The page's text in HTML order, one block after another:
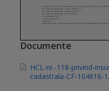
Documente
HCL-nr.-118-privind-
cadastrala-CF-104616-